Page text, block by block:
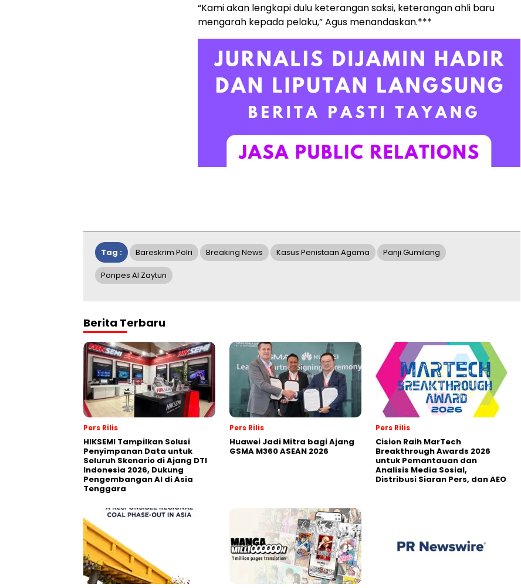
“Kami akan lengkapi dulu keterangan saksi, keterangan ahli baru
mengarah kepada pelaku,” Agus menandaskan.***
Tag : Bareskrim Polri Breaking News Kasus Penistaan Agama Panji Gumilang
Ponpes Al Zaytun
Berita Terbaru
Pers Rilis
HIKSEMI Tampilkan Solusi
Penyimpanan Data untuk
Seluruh Skenario di Ajang DTI
Indonesia 2026, Dukung
Pengembangan AI di Asia
Tenggara
Pers Rilis
Huawei Jadi Mitra bagi Ajang
GSMA M360 ASEAN 2026
Pers Rilis
Cision Raih MarTech
Breakthrough Awards 2026
untuk Pemantauan dan
Analisis Media Sosial,
Distribusi Siaran Pers, dan AEO